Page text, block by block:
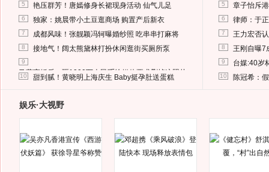
5 艳压群芳！唐嫣修身长裙现身活动 仙气儿足
6 独家：姚晨带小土豆逛商场 购置产后新衣
7 成都风味！张靓颖冯轲曝婚纱照 吃串串打麻将
8 接地气！阔太熊黛林打扮休闲逛街买厕所泵
9
马蓉离婚后，砸1000万人民币给媒体要求删掉这照片
10 甜到腻！黄晓明上海庆生 Baby挺孕肚送蛋糕
5 章子怡斥
6 律师：于
7 王力宏否
8 王刚自曝7
9 台媒:40岁
10 陈冠希：
娱乐·大视野